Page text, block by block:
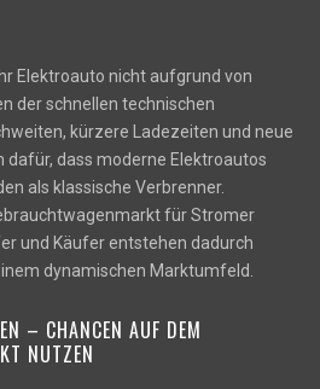
Elektroauto nicht aufgrund von
der schnellen technischen
kürzere Ladezeiten und neue
dafür, dass moderne Elektroautos
als klassische Verbrenner.
für Stromer
und Käufer entstehen dadurch
dynamischen Marktumfeld.
– CHANCEN AUF DEM
NUTZEN